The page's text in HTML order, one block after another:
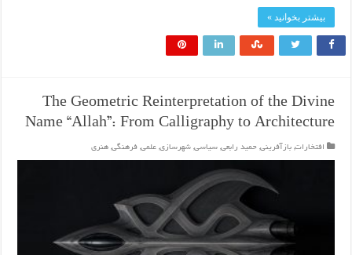
بیشتر بخوانید »
The Geometric Reinterpretation of the Divine
Name “Allah”: From Calligraphy to Architecture
افتخارات, بازآفرینی, حمید رابعی, سیاسی, شهرسازی, علمی, فرهنگی, هنری